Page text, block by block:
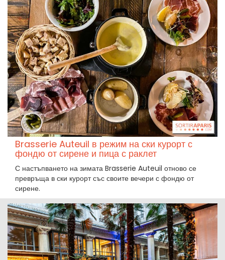
Brasserie Auteuil в режим на ски курорт с
фондю от сирене и пица с раклет
С настъпването на зимата Brasserie Auteuil отново се
превръща в ски курорт със своите вечери с фондю от
сирене.